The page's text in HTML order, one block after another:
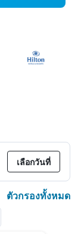
เลือกวันที่
ตัวกรองทั้งหมด